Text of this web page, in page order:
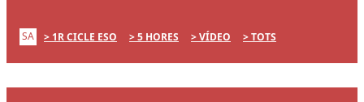
SA 1R CICLE ESO 5 HORES VÍDEO TOTS